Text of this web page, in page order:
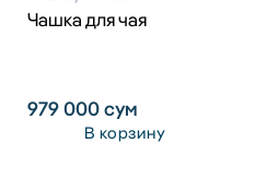
Чашка для чая
979 000сум
В корзину